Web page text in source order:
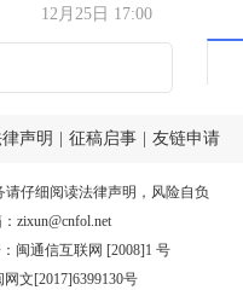
12月25日 17:00
声明 征稿启事 友链申请
请仔细阅读法律声明 ，风险自负
zixun@cnfol.net
通信互联网 [2008]1 号
文[2017]6399130号